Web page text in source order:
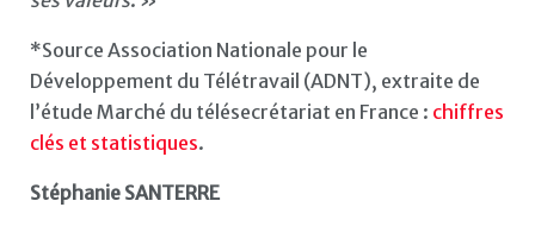
*Source Association Nationale pour le
Développement du Télétravail (ADNT), extraite de
l’étude Marché du télésecrétariat en France : chiffres
clés et statistiques.
Stéphanie SANTERRE